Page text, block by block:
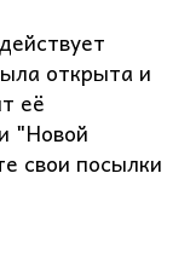
открыта и
её
"Новой
свои посылки